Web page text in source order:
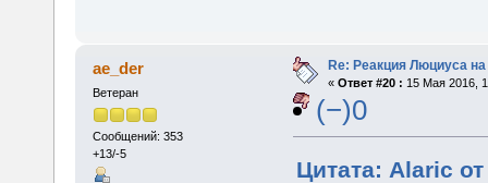
ae_der
Ветеран
Сообщений: 353
+13/-5
Re: Реакция Люциуса
« Ответ #20 : 15 Мая 2016,
(−)0
Цитата: Alaric